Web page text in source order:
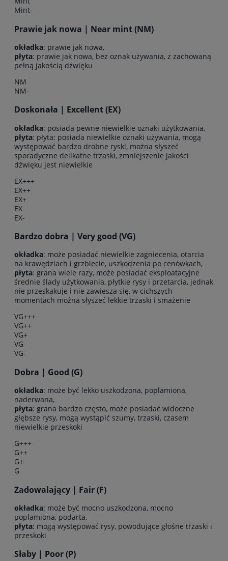
Mint-
Prawie jak nowa | Near mint (NM)
okładka: prawie jak nowa,
płyta: prawie jak nowa, bez oznak używania, z zachowaną
pełną jakością dźwięku
NM
NM-
Doskonała | Excellent (EX)
okładka: posiada pewne niewielkie oznaki użytkowania,
płyta: płyta: posiada niewielkie oznaki używania, mogą
występować bardzo drobne ryski, można słyszeć
sporadyczne delikatne trzaski, zmniejszenie jakości
dźwięku jest niewielkie
EX+++
EX++
EX+
EX
EX-
Bardzo dobra | Very good (VG)
okładka: może posiadać niewielkie zagniecenia, otarcia
na krawędziach i grzbiecie, uszkodzenia po cenówkach,
płyta: grana wiele razy, może posiadać eksploatacyjne
średnie ślady użytkowania, płytkie rysy i przetarcia, jednak
nie przeskakuje i nie zawiesza się, w cichszych
momentach można słyszeć lekkie trzaski i smażenie
VG+++
VG++
VG+
VG
VG-
Dobra | Good (G)
okładka: może być lekko uszkodzona, poplamiona,
naderwana,
płyta: grana bardzo często, może posiadać widoczne
głębsze rysy, mogą wystąpić szumy, trzaski, czasem
niewielkie przeskoki
G+++
G++
G+
G
Zadowalający | Fair (F)
okładka: może być mocno uszkodzona, mocno
poplamiona, podarta,
płyta: mogą występować rysy, powodujące głośne trzaski i
przeskoki
Słaby | Poor (P)